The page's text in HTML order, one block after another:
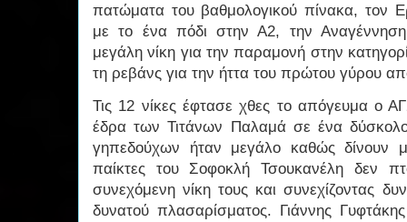
πατώματα του βαθμολογικού πίνακα, τον
με το ένα πόδι στην Α2, την
μεγάλη νίκη για την παραμονή στην
τη ρεβάνς για την ήττα του πρώτου γύρου
Τις 12 νίκες έφτασε χθες το απόγευμα ο
έδρα των Τιτάνων Παλαμά σε ένα δύσκολο
γηπεδούχων ήταν μεγάλο καθώς δίνουν
παίκτες του Σοφοκλή Τσουκανέλη δεν
συνεχόμενη νίκη τους και συνεχίζοντας
δυνατού πλασαρίσματος. Γιάννης